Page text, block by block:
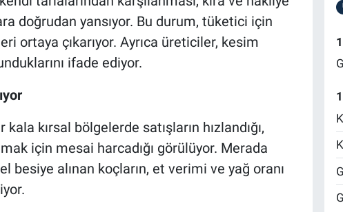
doğrudan yansıyor. Bu durum, tüketici için
ortaya çıkarıyor. Ayrıca üreticiler, kesim
ifade ediyor.
kala kırsal bölgelerde satışların hızlandığı,
için mesai harcadığı görülüyor. Merada
alınan koçların, et verimi ve yağ oranı